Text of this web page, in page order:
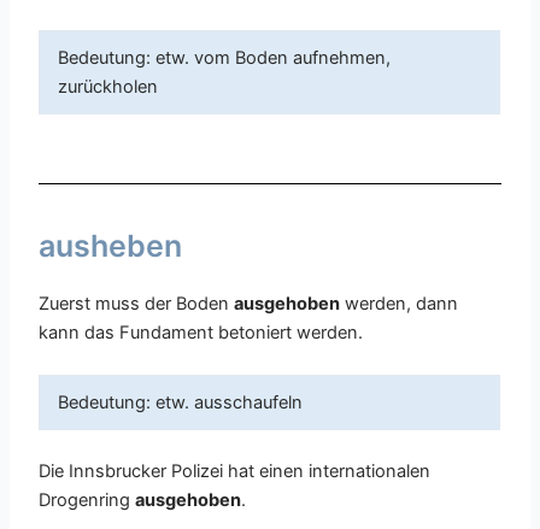
Bedeutung: etw. vom Boden aufnehmen,
zurückholen
ausheben
Zuerst muss der Bodenausgehoben werden, dann
kann das Fundament betoniert werden.
Bedeutung: etw. ausschaufeln
Die Innsbrucker Polizei hat einen internationalen
Drogenringausgehoben.